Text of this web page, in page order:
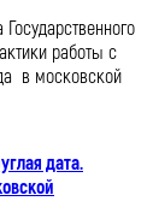
работы с
в московской
дата.